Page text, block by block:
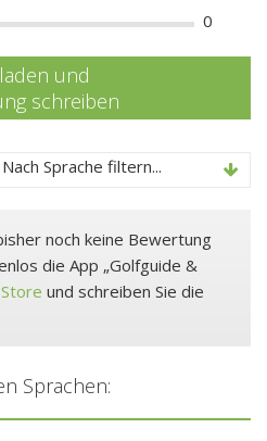
0
und
schreiben
Nach Sprache filtern...
noch keine Bewertung
die App „Golfguide &
und schreiben Sie die
Sprachen: